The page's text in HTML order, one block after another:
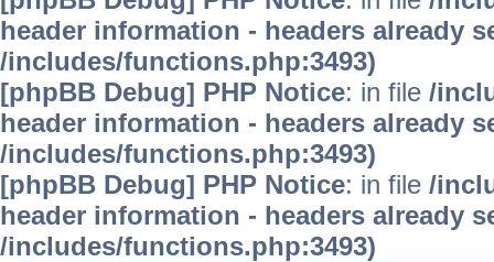
header information - headers already
/includes/functions.php:3493)
[phpBB Debug] PHP Notice: in file /
header information - headers already
/includes/functions.php:3493)
[phpBB Debug] PHP Notice: in file /
header information - headers already
/includes/functions.php:3493)